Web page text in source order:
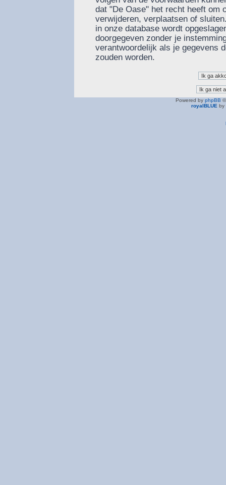
dat "De Oase" het recht heeft om
verwijderen, verplaatsen of
in onze database wordt
doorgegeven zonder je
verantwoordelijk als je gegevens
zouden worden.
Powered by phpBB
royalBLUE by